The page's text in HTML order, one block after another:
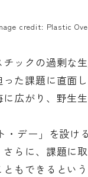
credit: Plastic
ックの過剰な
た課題に直面
広がり、野生
デー」を設け
らに、課題に
もできるという